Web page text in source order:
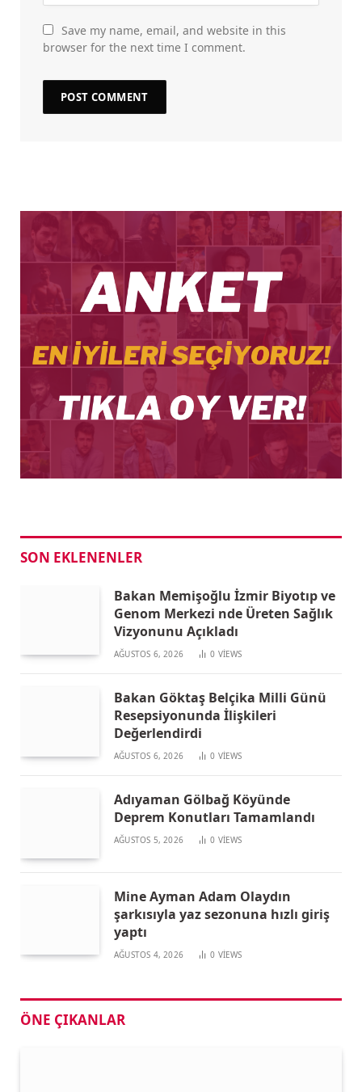
Save my name, email, and website in this
browser for the next time I comment.
SON EKLENENLER
Bakan Memişoğlu İzmir Biyotıp ve
Genom Merkezi nde Üreten Sağlık
Vizyonunu Açıkladı
AĞUSTOS 6, 2026 0 VIEWS
Bakan Göktaş Belçika Milli Günü
Resepsiyonunda İlişkileri
Değerlendirdi
AĞUSTOS 6, 2026 0 VIEWS
Adıyaman Gölbağ Köyünde
Deprem Konutları Tamamlandı
AĞUSTOS 5, 2026 0 VIEWS
Mine Ayman Adam Olaydın
şarkısıyla yaz sezonuna hızlı giriş
yaptı
AĞUSTOS 4, 2026 0 VIEWS
ÖNE ÇIKANLAR